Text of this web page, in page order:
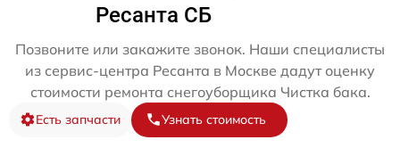
Ресанта СБ
Позвоните или закажите звонок. Наши специалисты
из сервис-центра Ресанта в Москве дадут оценку
стоимости ремонта снегоуборщика Чистка бака.
Есть запчасти Узнать стоимость